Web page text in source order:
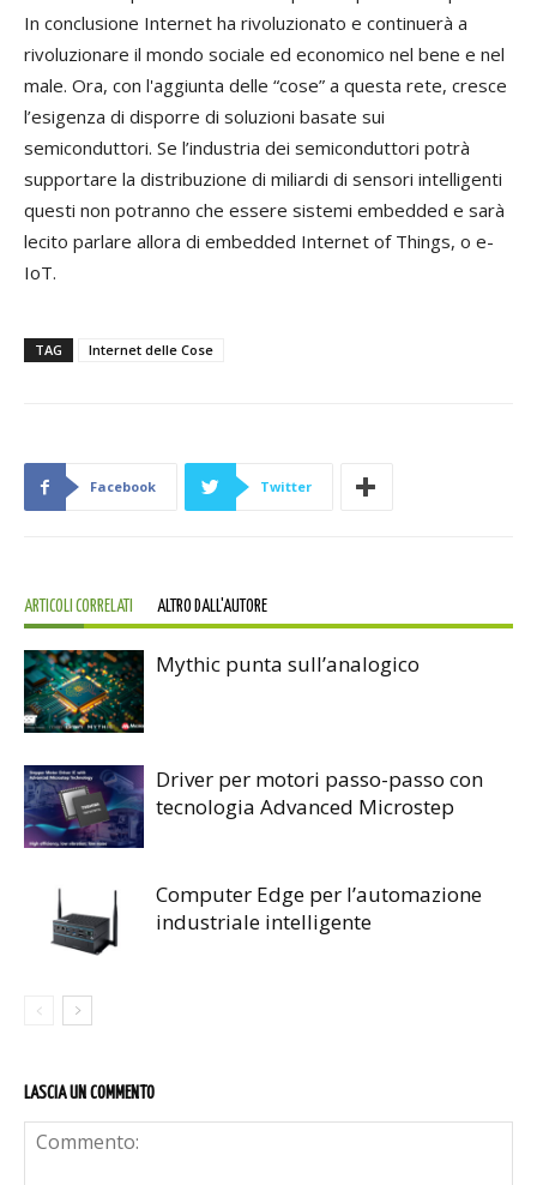
In conclusione Internet ha rivoluzionato e continuerà a
rivoluzionare il mondo sociale ed economico nel bene e nel
male. Ora, con l'aggiunta delle “cose” a questa rete, cresce
l’esigenza di disporre di soluzioni basate sui
semiconduttori. Se l’industria dei semiconduttori potrà
supportare la distribuzione di miliardi di sensori intelligenti
questi non potranno che essere sistemi embedded e sarà
lecito parlare allora di embedded Internet of Things, o e-
IoT.
TAG Internet delle Cose
Facebook Twitter
ARTICOLI CORRELATI ALTRO DALL'AUTORE
Mythic punta sull’analogico
Driver per motori passo-passo con
tecnologia Advanced Microstep
Computer Edge per l’automazione
industriale intelligente
LASCIA UN COMMENTO